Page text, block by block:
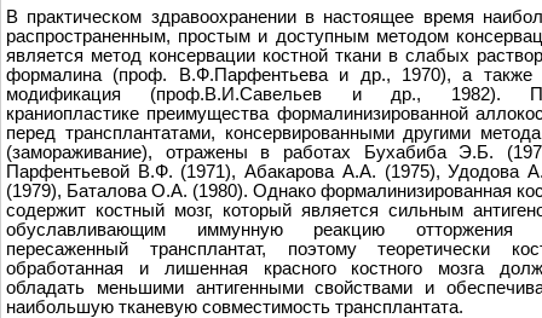
В практическом здравоохранении в настоящее время
распространенным, простым и доступным методом
является метод консервации костной ткани в слабых
формалина (проф. В.Ф.Парфентьева и др., 1970), а также
модификация (проф.В.И.Савельев и др., 1982).
краниопластике преимущества формалинизированной
перед трансплантатами, консервированными другими
(замораживание), отражены в работах Бухабиба Э.Б.
Парфентьевой В.Ф. (1971), Абакарова А.А. (1975), Удодова
(1979), Баталова О.А. (1980). Однако формалинизированная
содержит костный мозг, который является сильным
обуславливающим иммунную реакцию отторжения
пересаженный трансплантат, поэтому теоретически
обработанная и лишенная красного костного мозга
обладать меньшими антигенными свойствами и
наибольшую тканевую совместимость трансплантата.